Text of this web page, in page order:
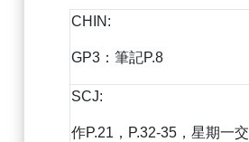
CHIN:
GP3：筆記P.8
SCJ:
作P.21，P.32-35，星期一交